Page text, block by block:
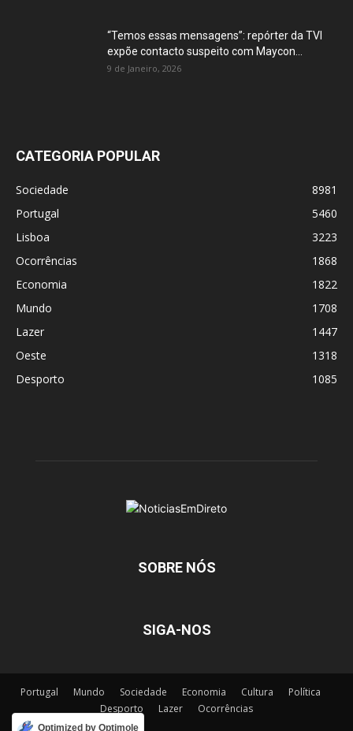
“Temos essas mensagens”: repórter da TVI
expõe contacto suspeito com Maycon...
9 de Janeiro, 2026
CATEGORIA POPULAR
Sociedade
8981
Portugal
5460
Lisboa
3223
Ocorrências
1868
Economia
1822
Mundo
1708
Lazer
1447
Oeste
1318
Desporto
1085
SOBRE NÓS
SIGA-NOS
Portugal Mundo Sociedade Economia Cultura
Política
Desporto
Lazer Ocorrências
Optimized by Optimole